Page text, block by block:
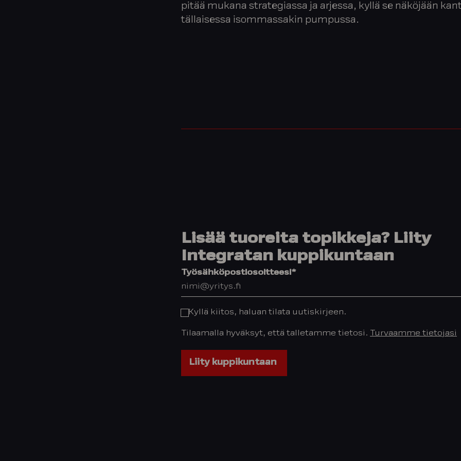
pitää mukana strategiassa ja arjessa, kyllä se näköjään
tällaisessa isommassakin pumpussa.
Lisää tuoreita topikkeja? Liity
Integratan kuppikuntaan
Työsähköpostiosoitteesi *
Kyllä kiitos, haluan tilata uutiskirjeen.
Tilaamalla hyväksyt, että talletamme tietosi. Turvaamme tietojasi